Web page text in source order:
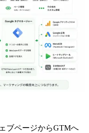
ブページからGTMへ